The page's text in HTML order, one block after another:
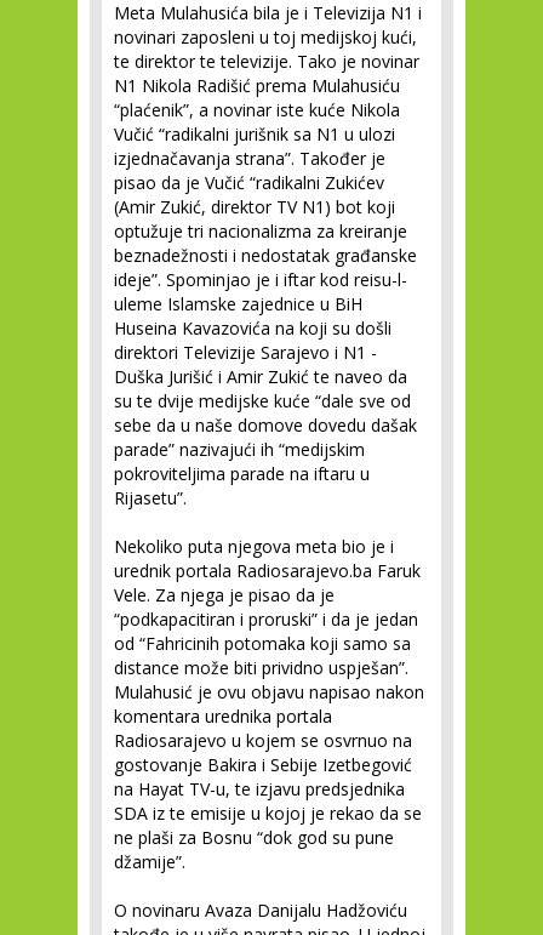
Meta Mulahusića bila je i Televizija N1 i
novinari zaposleni u toj medijskoj kući,
te direktor te televizije. Tako je novinar
N1 Nikola Radišić prema Mulahusiću
“plaćenik”, a novinar iste kuće Nikola
Vučić “radikalni jurišnik sa N1 u ulozi
izjednačavanja strana”. Također je
pisao da je Vučić “radikalni Zukićev
(Amir Zukić, direktor TV N1) bot koji
optužuje tri nacionalizma za kreiranje
beznadežnosti i nedostatak građanske
ideje”. Spominjao je i iftar kod reisu-l-
uleme Islamske zajednice u BiH
Huseina Kavazovića na koji su došli
direktori Televizije Sarajevo i N1 -
Duška Jurišić i Amir Zukić te naveo da
su te dvije medijske kuće “dale sve od
sebe da u naše domove dovedu dašak
parade” nazivajući ih “medijskim
pokroviteljima parade na iftaru u
Rijasetu”.
Nekoliko puta njegova meta bio je i
urednik portala Radiosarajevo.ba Faruk
Vele. Za njega je pisao da je
“podkapacitiran i proruski” i da je jedan
od “Fahricinih potomaka koji samo sa
distance može biti prividno uspješan”.
Mulahusić je ovu objavu napisao nakon
komentara urednika portala
Radiosarajevo u kojem se osvrnuo na
gostovanje Bakira i Sebije Izetbegović
na Hayat TV-u, te izjavu predsjednika
SDA iz te emisije u kojoj je rekao da se
ne plaši za Bosnu “dok god su pune
džamije”.
O novinaru Avaza Danijalu Hadžoviću